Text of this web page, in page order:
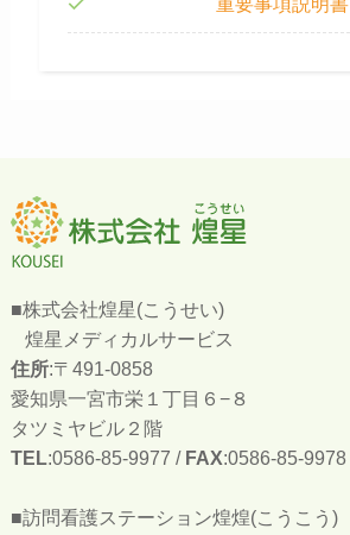
■株式会社煌星(こうせい)
煌星メディカルサービス
住所:〒491-0858
愛知県一宮市栄１丁目６−８
タツミヤビル２階
TEL:0586-85-9977 / FAX:0586-85-9978
■訪問看護ステーション煌煌(こうこう)